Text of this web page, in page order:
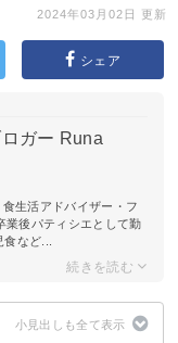
2024年03月02日 更新
シェア
ガー Runa
生活アドバイザー・フ
業後パティシエとして勤
など...